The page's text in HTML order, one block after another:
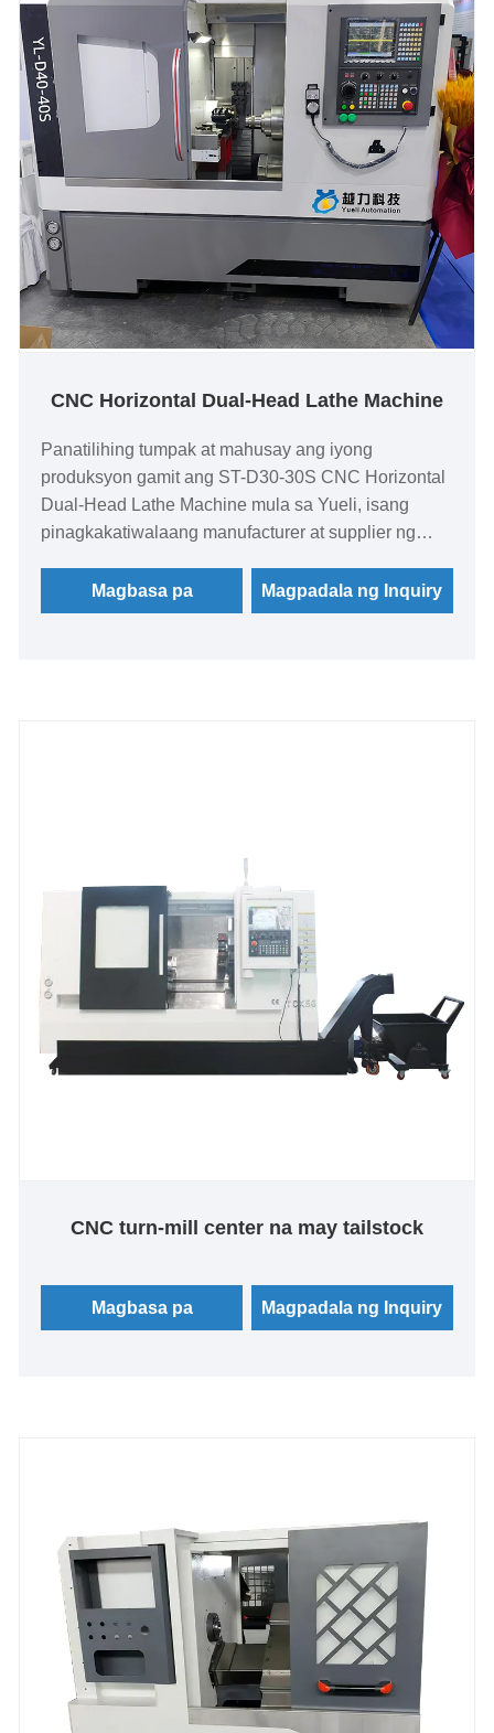
CNC Horizontal Dual-Head Lathe Machine
Panatilihing tumpak at mahusay ang iyong
produksyon gamit ang ST-D30-30S CNC Horizontal
Dual-Head Lathe Machine mula sa Yueli, isang
pinagkakatiwalaang manufacturer at supplier ng
ang mataas na rigidity, bilis, at user-friendly na
disenyo, na nag-aalok sa mga manufacturer ng
Magbasa pa Magpadala ng Inquiry
CNC turn-mill center na may tailstock
Magbasa pa Magpadala ng Inquiry